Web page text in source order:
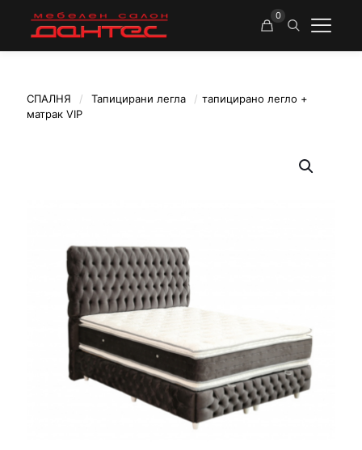
0
СПАЛНЯ / Тапицирани легла / тапицирано легло +
матрак VIP